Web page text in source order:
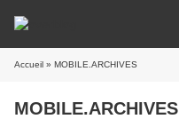
Accueil » MOBILE.ARCHIVES
MOBILE.ARCHIVES